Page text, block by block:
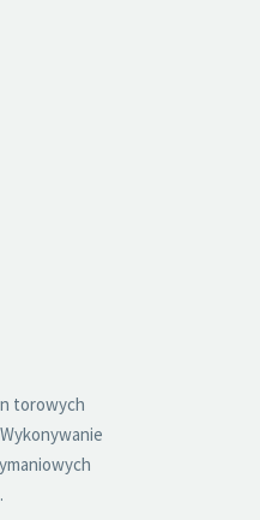
torowych